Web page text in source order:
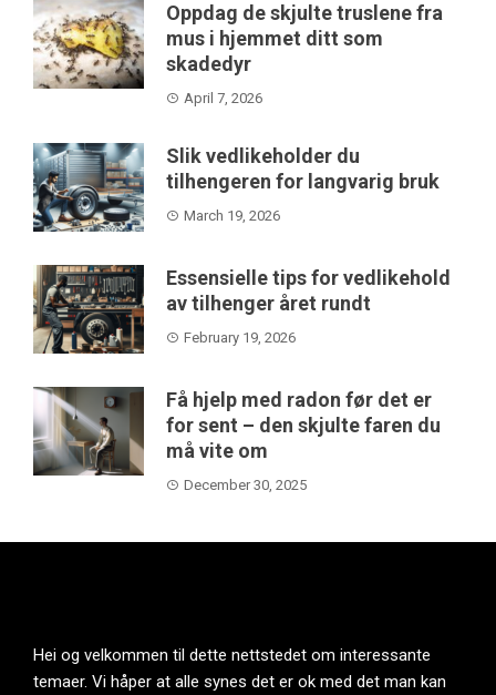
Oppdag de skjulte truslene fra
mus i hjemmet ditt som
skadedyr
April 7, 2026
Slik vedlikeholder du
tilhengeren for langvarig bruk
March 19, 2026
Essensielle tips for vedlikehold
av tilhenger året rundt
February 19, 2026
Få hjelp med radon før det er
for sent – den skjulte faren du
må vite om
December 30, 2025
Hei og velkommen til dette nettstedet om interessante
temaer. Vi håper at alle synes det er ok med det man kan